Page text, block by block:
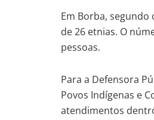
Em Borba, segundo
de 26 etnias. O
pessoas.
Para a Defensora
Povos Indígenas e
atendimentos